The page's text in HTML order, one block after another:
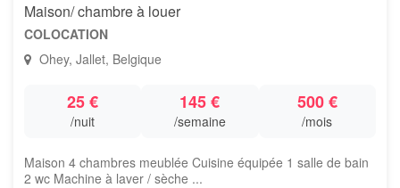
Maison/ chambre à louer
COLOCATION
Ohey, Jallet, Belgique
25 €
/nuit
145 €
/semaine
500 €
/mois
Maison 4 chambres meublée Cuisine équipée 1 salle de bain
2 wc Machine à laver / sèche ...